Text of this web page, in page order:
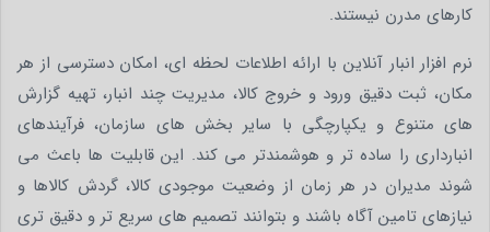
کارهای مدرن نیستند.
نرم افزار انبار آنلاین با ارائه اطلاعات لحظه ای، امکان دسترسی از هر
مکان، ثبت دقیق ورود و خروج کالا، مدیریت چند انبار، تهیه گزارش
های متنوع و یکپارچگی با سایر بخش های سازمان، فرآیندهای
انبارداری را ساده تر و هوشمندتر می کند. این قابلیت ها باعث می
شوند مدیران در هر زمان از وضعیت موجودی کالا، گردش کالاها و
نیازهای تامین آگاه باشند و بتوانند تصمیم های سریع تر و دقیق تری